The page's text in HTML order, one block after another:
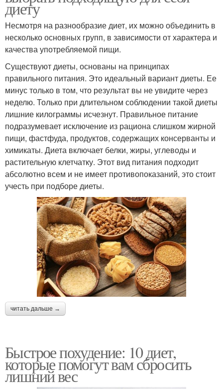
диету
Несмотря на разнообразие диет, их можно объединить в
несколько основных групп, в зависимости от характера и
качества употребляемой пищи.
Существуют диеты, основаны на принципах
правильного питания. Это идеальный вариант диеты. Ее
минус только в том, что результат вы не увидите через
неделю. Только при длительном соблюдении такой диеты
лишние килограммы исчезнут. Правильное питание
подразумевает исключение из рациона слишком жирной
пищи, фастфуда, продуктов, содержащих консерванты и
химикаты. Диета включает белки, жиры, углеводы и
растительную клетчатку. Этот вид питания подходит
абсолютно всем и не имеет противопоказаний, это стоит
учесть при подборе диеты.
читать дальше →
Быстрое похудение: 10 диет,
которые помогут вам сбросить
лишний вес